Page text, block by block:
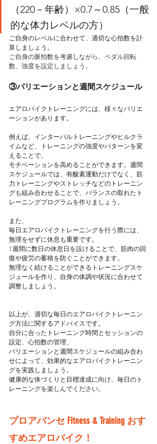
（220－年齢）×0.7～0.85（一般
的な体力レベルの方）
ご自身のレベルに合わせて、適切な心拍数を計
算しましょう。
ご自身の脈拍数を考慮しながら、ペダル回転
数、強度を設定しましょう。
③バリエーションと週間スケジュール
エアロバイクトレーニングには、様々なバリエ
ーションがあります。
例えば、インターバルトレーニングやヒルクラ
イムなど、トレーニングの強度やパターンを変
えることで、
モチベーションを高めることができます。週間
スケジュールでは、有酸素運動だけでなく、筋
力トレーニングやストレッチなどのトレーニン
グも組み合わせることで、バランスの取れたト
レーニングプログラムを作りましょう。
また、
毎日エアロバイクトレーニングを行う際には、
無理をせずに休息も重要です。
1週間に数日の休息日を設けることで、筋肉の回
復や疲労の蓄積を防ぐことができます。
無理なく続けることができるトレーニングスケ
ジュールを作り、自身の体調や状況に合わせて
調整しましょう。
以上が、適切な毎日のエアロバイクトレーニン
グ方法に関するアドバイスです。
自分に合ったトレーニング時間とセッションの
設定、心拍数の管理、
バリエーションと週間スケジュールの組み合わ
せによって、効果的なエアロバイクトレーニン
グを実践しましょう。
健康的な体づくりと目標達成に向け、毎日のト
レーニングを楽しんでください。
プロアバンセ Fitness & Training おす
すめエアロバイク！